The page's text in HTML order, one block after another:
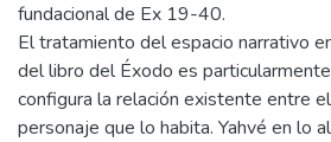
fundacional de Ex 19-40.
El tratamiento del espacio narrativo
del libro del Éxodo es
configura la relación existente entre
personaje que lo habita. Yahvé en lo